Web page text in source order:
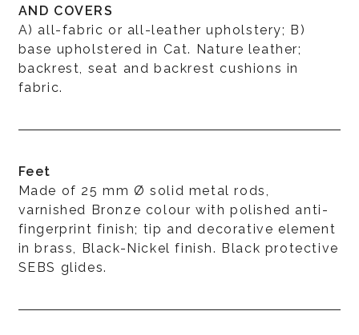
AND COVERS
A) all-fabric or all-leather upholstery; B)
base upholstered in Cat. Nature leather;
backrest, seat and backrest cushions in
fabric.
Feet
Made of 25 mm Ø solid metal rods,
varnished Bronze colour with polished anti-
fingerprint finish; tip and decorative element
in brass, Black-Nickel finish. Black protective
SEBS glides.